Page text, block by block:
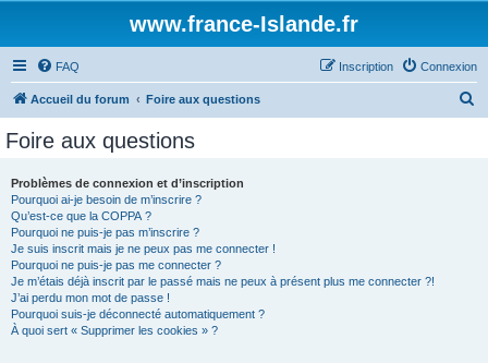
www.france-Islande.fr
FAQ Connexion
Inscription
Accueil du forum Foire aux questions
Foire aux questions
Problèmes de connexion et d’inscription
Pourquoi ai-je besoin de m’inscrire ?
Qu’est-ce que la COPPA ?
Pourquoi ne puis-je pas m’inscrire ?
Je suis inscrit mais je ne peux pas me connecter !
Pourquoi ne puis-je pas me connecter ?
Je m’étais déjà inscrit par le passé mais ne peux à présent plus me connecter ?!
J’ai perdu mon mot de passe !
Pourquoi suis-je déconnecté automatiquement ?
À quoi sert « Supprimer les cookies » ?